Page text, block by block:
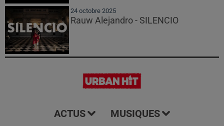
24 octobre 2025
Rauw Alejandro - SILENCIO
ACTUS MUSIQUES